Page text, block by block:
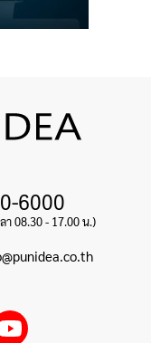
6000
า 08.30 - 17.00 น.)